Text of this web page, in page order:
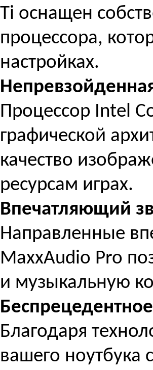
Ti оснащен
процессора,
настройках.
Процессор Intel
графической
качество
ресурсам играх.
Впечатляющий
Направленные
MaxxAudio Pro
и музыкальную
Благодаря
вашего ноутбука